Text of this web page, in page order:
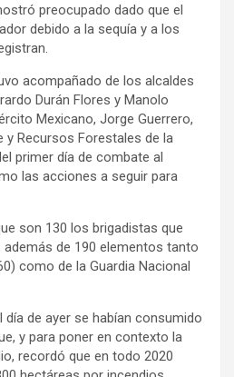
preocupado dado que el
debido a la sequía y a los
acompañado de los alcaldes
Durán Flores y Manolo
Mexicano, Jorge Guerrero,
y Recursos Forestales de la
primer día de combate al
las acciones a seguir para
son 130 los brigadistas que
de 190 elementos tanto
como de la Guardia Nacional
de ayer se habían consumido
y para poner en contexto la
recordó que en todo 2020